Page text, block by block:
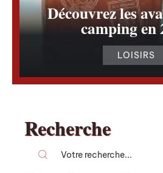
Découvrez les
camping en
LOISIRS
Recherche